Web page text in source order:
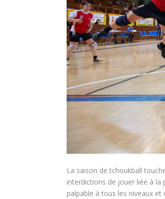
La saison de tchoukball
interdictions de jouer liée à
palpable à tous les niveaux